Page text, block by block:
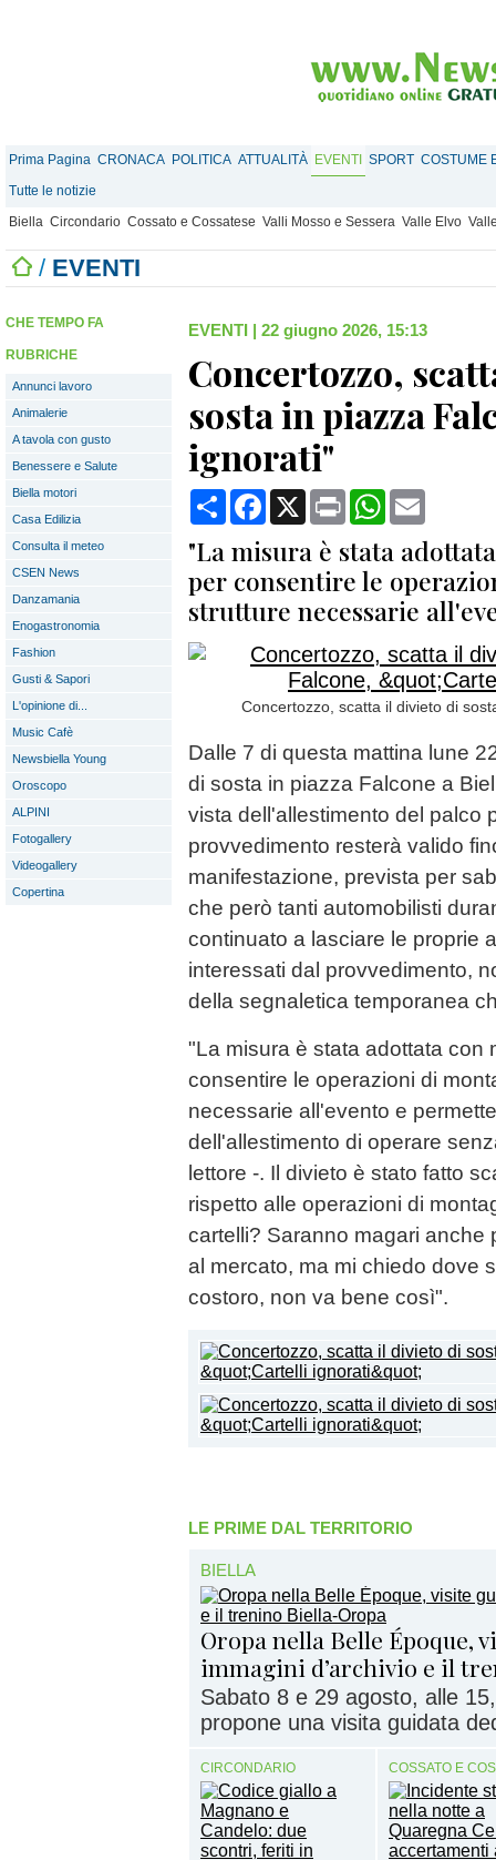
Prima Pagina CRONACA POLITICA ATTUALITÀ EVENTI SPORT COSTUME
Tutte le notizie
Biella Circondario Cossato e Cossatese Valli Mosso e Sessera Valle Elvo
/ EVENTI
CHE TEMPO FA
RUBRICHE
Annunci lavoro
Animalerie
A tavola con gusto
Benessere e Salute
Biella motori
Casa Edilizia
Consulta il meteo
CSEN News
Danzamania
Enogastronomia
Fashion
Gusti & Sapori
L'opinione di...
Music Cafè
Newsbiella Young
Oroscopo
ALPINI
Fotogallery
Videogallery
Copertina
EVENTI | 22 giugno 2026, 15:13
Concertozzo,
sosta in piazza
ignorati"
CondividiFacebook
X Print WhatsApp
"La misura è stata
per consentire le
strutture necessarie
Concertozzo, scatta il divieto di
Dalle 7 di questa mattina lune
di sosta in piazza Falcone a
vista dell'allestimento del palco
provvedimento resterà valido
manifestazione, prevista per
che però tanti automobilisti
continuato a lasciare le proprie
interessati dal provvedimento,
della segnaletica temporanea
"La misura è stata adottata con
consentire le operazioni di
necessarie all'evento e
dell'allestimento di operare
lettore -. Il divieto è stato fatto
rispetto alle operazioni di
cartelli? Saranno magari anche
al mercato, ma mi chiedo dove
costoro, non va bene così".
LE PRIME DAL TERRITORIO
BIELLA
Oropa nella Belle Époque,
immagini d’archivio e il
Sabato 8 e 29 agosto, alle
propone una visita guidata
CIRCONDARIO COSSATO E